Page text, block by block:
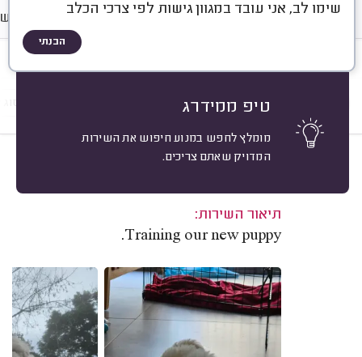
שימו לב, אני עובד במגוון גישות לפי צרכי הכלב
הבנתי
טיפ ממידרג
מומלץ לחפש במנוע חיפוש את השירות
המדויק שאתם צריכים.
חוות דעת מחירים ממוצע
גור או כלב בוגר סוג
Kirsty L. הוד השרון.
תיאור השירות:
Training our new puppy.